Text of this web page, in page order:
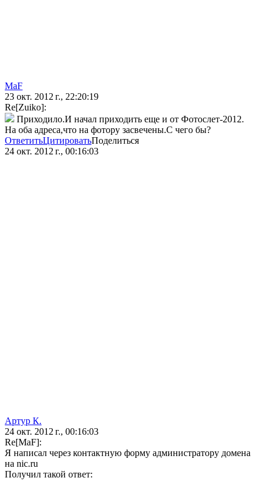
MaF
23 окт. 2012 г., 22:20:19
Re[Zuiko]:
Приходило.И начал приходить еще и от Фотослет-2012.
На оба адреса,что на фотору засвечены.С чего бы?
ОтветитьЦитироватьПоделиться
24 окт. 2012 г., 00:16:03
Артур К.
24 окт. 2012 г., 00:16:03
Re[MaF]:
Я написал через контактную форму администратору домена
на nic.ru
Получил такой ответ: